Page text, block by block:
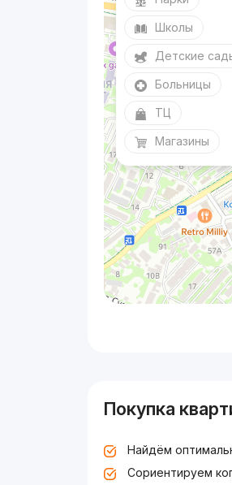
Школы
Детские
Больницы
ТЦ
Магазины
Покупка
Найдём
Сориентируем